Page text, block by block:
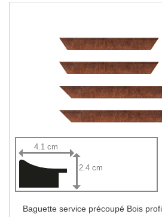
4.1 cm
2.4 cm
Baguette service précoupé Bois